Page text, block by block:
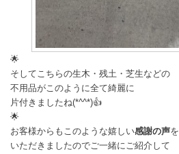
🌟
そしてこちらの生木・残土・芝生などの
不用品がこのように全て綺麗に
片付きましたね(*^^*)👍
🌟
お客様からもこのような嬉しい感謝の声を
いただきましたのでご一緒にご紹介して